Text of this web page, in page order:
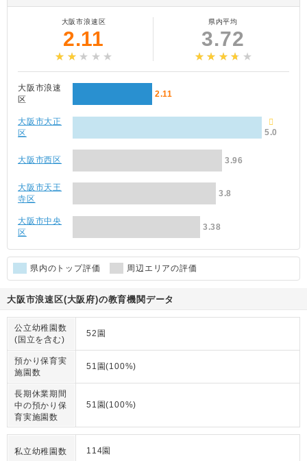
大阪市浪速区
2.11
県内平均
3.72
大阪市浪速
区
2.11
大阪市大正
区
5.0
大阪市西区 3.96
大阪市天王
寺区
3.8
大阪市中央
区
3.38
県内のトップ評価 周辺エリアの評価
大阪市浪速区(大阪府)の教育機関データ
公立幼稚園数
(国立を含む)
52園
預かり保育実
施園数
51園(100%)
長期休業期間
中の預かり保
育実施園数
51園(100%)
私立幼稚園数 114園